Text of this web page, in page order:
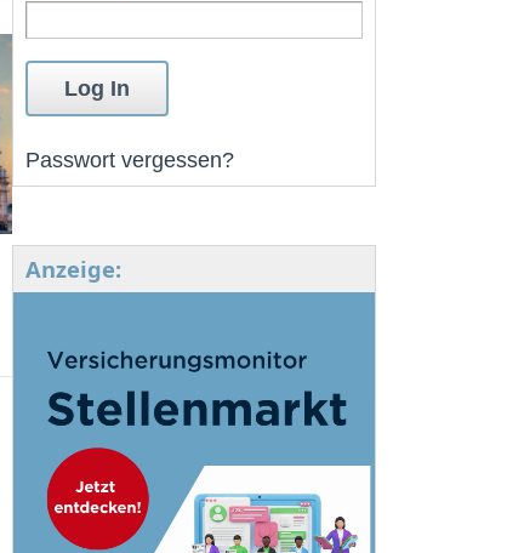
Passwort vergessen?
Anzeige: